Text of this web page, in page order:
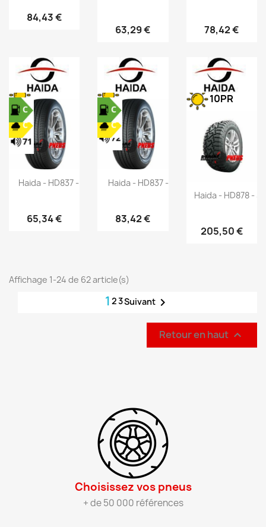
84,43 €
63,29 € 78,42 €
Haida - HD837 - 215/70 R16 100T
65,34 €
Haida - HD837 - 255/70 R16 111T
83,42 €
10PR
Haida - HD878 -
205,50 €
Affichage 1-24 de 62 article(s)
1 23Suivant 
Retour en haut 
Choisissez vos pneus​
+ de 50 000 références